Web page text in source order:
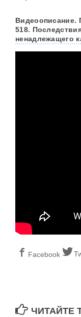
Видеоописание.
518.
ненадлежащего
Facebook
ЧИТАЙТЕ